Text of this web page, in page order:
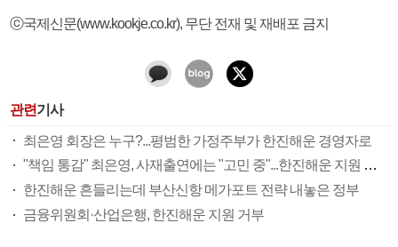
ⓒ국제신문(www.kookje.co.kr), 무단 전재 및 재배포 금지
관련기사
최은영 회장은 누구?...평범한 가정주부가 한진해운 경영자로
"책임 통감" 최은영, 사재출연에는 "고민 중"...한진해운 지원 없나
한진해운 흔들리는데 부산신항 메가포트 전략 내놓은 정부
금융위원회·산업은행, 한진해운 지원 거부